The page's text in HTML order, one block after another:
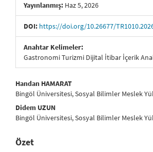
Yayınlanmış: Haz 5, 2026
DOI: https://doi.org/10.26677/
Anahtar Kelimeler:
Gastronomi Turizmi Dijital İtibar İçerik
Handan HAMARAT
Bingöl Üniversitesi, Sosyal Bilimler Meslek
Didem UZUN
Bingöl Üniversitesi, Sosyal Bilimler Meslek
Özet